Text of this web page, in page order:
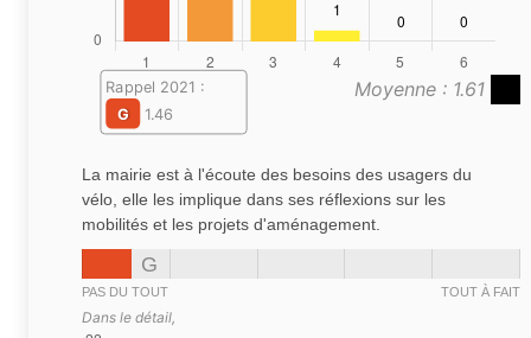
Moyenne : 1.61
Rappel 2021 :
G
1.46
La mairie est à l'écoute des besoins des usagers du
vélo, elle les implique dans ses réflexions sur les
mobilités et les projets d'aménagement.
G
PAS DU TOUT TOUT À FAIT
Dans le détail,